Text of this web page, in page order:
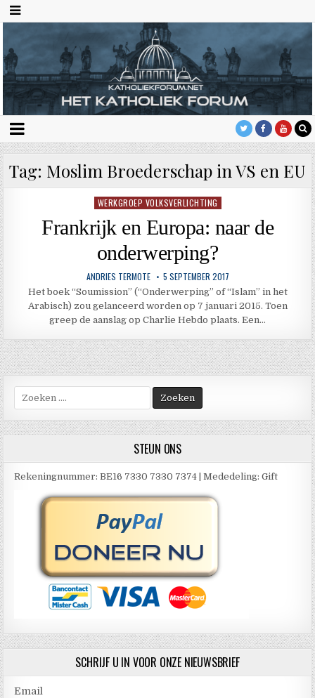
Tag: Moslim Broederschap in VS en EU
Geplaatst
WERKGROEP VOLKSVERLICHTING
Frankrijk en Europa: naar de
onderwerping?
ANDRIES TERMOTE 5 SEPTEMBER 2017
Het boek “Soumission” (“Onderwerping” of “Islam” in het
Arabisch) zou gelanceerd worden op 7 januari 2015. Toen
greep de aanslag op Charlie Hebdo plaats. Een…
naar:
STEUN ONS
Rekeningnummer: BE16 7330 7330 7374 | Mededeling: Gift
SCHRIJF U IN VOOR ONZE NIEUWSBRIEF
Email